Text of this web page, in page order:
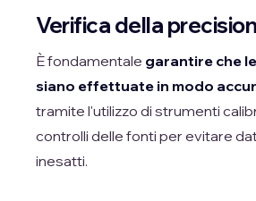
Verifica della
È fondamentale garantire che
siano effettuate in modo
tramite l'utilizzo di strumenti
controlli delle fonti per evitare
inesatti.